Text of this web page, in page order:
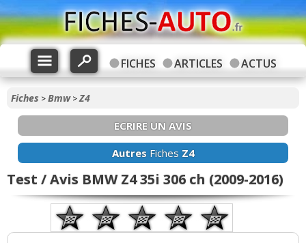
FICHES ARTICLES ACTUS
Fiches >Bmw>Z4
ECRIRE UN AVIS
AutresFiches Z4
Test / Avis BMW Z4 35i 306 ch (2009-2016)